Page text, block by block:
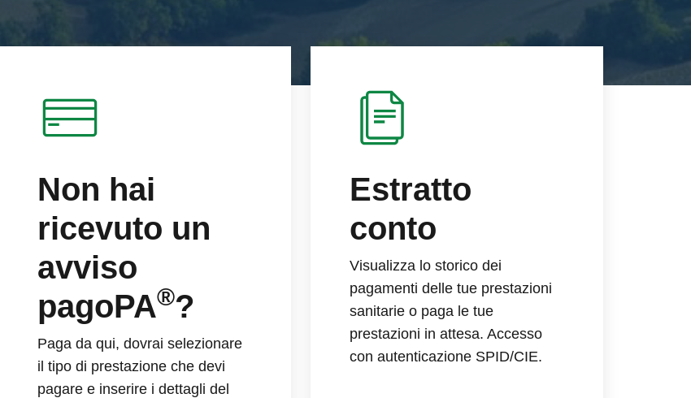
Non hai
ricevuto un
avviso
pagoPA®?
Paga da qui, dovrai selezionare
il tipo di prestazione che devi
pagare e inserire i dettagli del
Estratto
conto
Visualizza lo storico dei
pagamenti delle tue prestazioni
sanitarie o paga le tue
prestazioni in attesa. Accesso
con autenticazione SPID/CIE.